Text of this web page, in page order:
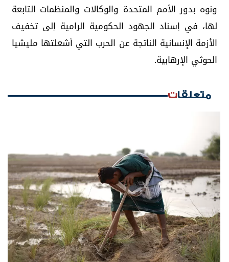
ونوه بدور الأمم المتحدة والوكالات والمنظمات التابعة
لها، في إسناد الجهود الحكومية الرامية إلى تخفيف
الأزمة الإنسانية الناتجة عن الحرب التي أشعلتها مليشيا
الحوثي الإرهابية.
متعلقات